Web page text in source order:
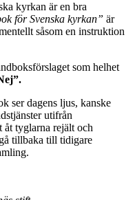
kyrkan är en bra
för Svenska kyrkan” är
såsom en instruktion
som helhet
ser dagens ljus, kanske
utifrån
åt tyglarna rejält och
tillbaka till tidigare